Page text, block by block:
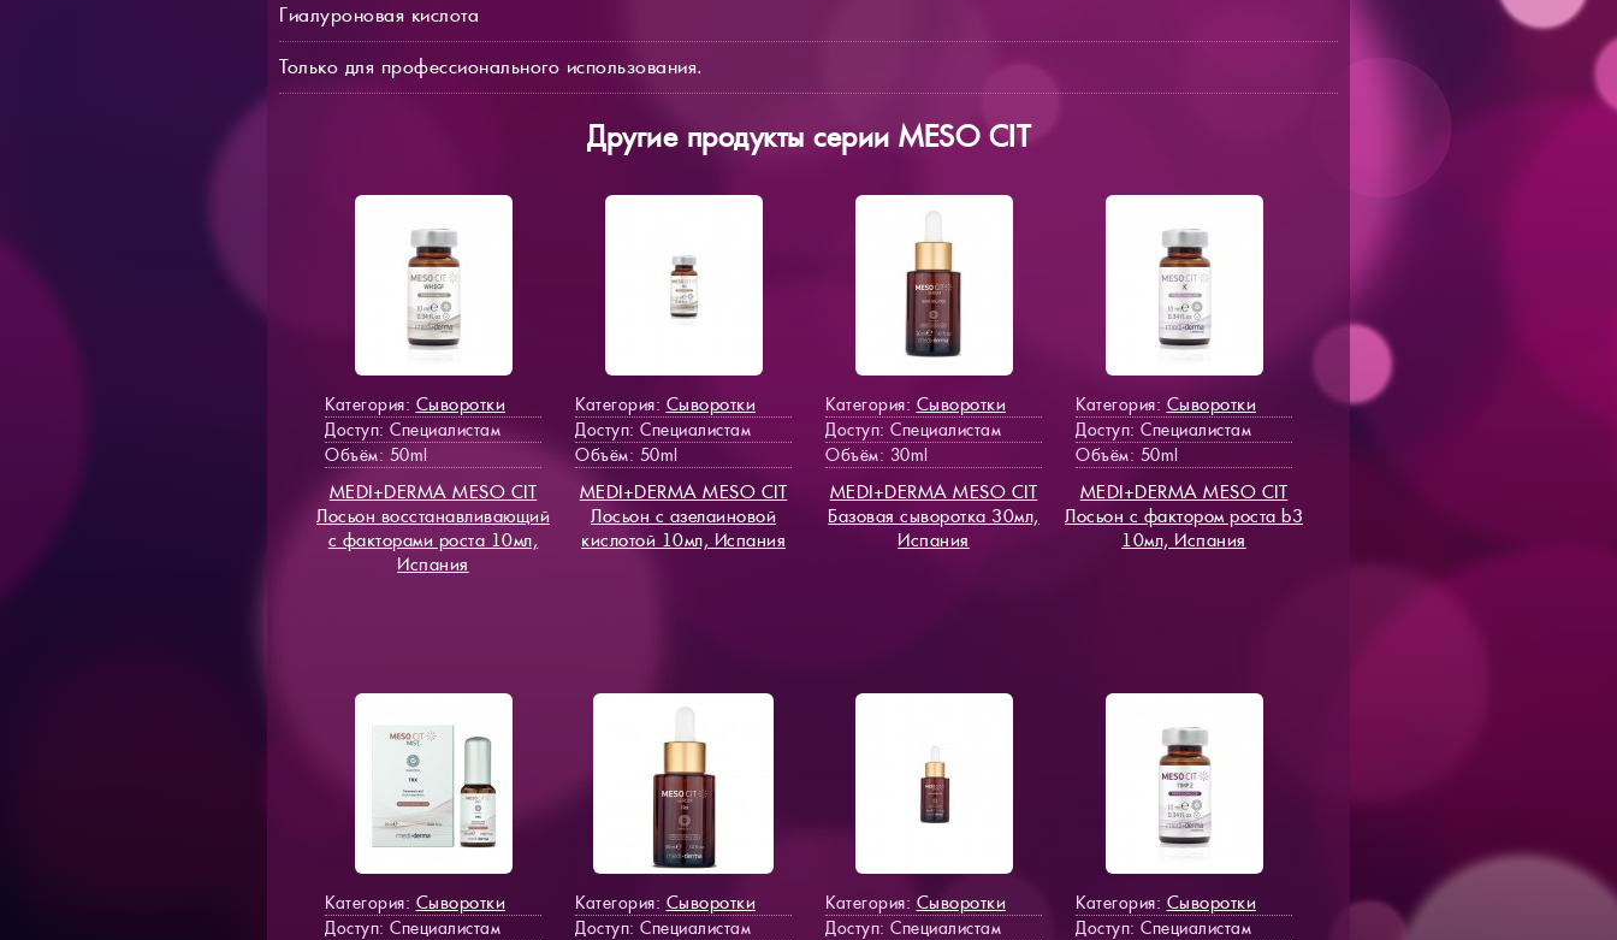
Гиалуроновая кислота
Только для профессионального использования.
Другие продукты серии MESO СIT
Категория: Сыворотки
Доступ: Специалистам
Объём: 50ml
MEDI+DERMA MESO СIT
Лосьон восстанавливающий
с факторами роста 10мл,
Испания
Категория: Сыворотки
Доступ: Специалистам
Объём: 50ml
MEDI+DERMA MESO СIT
Лосьон с азелаиновой
кислотой 10мл, Испания
Категория: Сыворотки
Доступ: Специалистам
Объём: 30ml
MEDI+DERMA MESO СIT
Базовая сыворотка 30мл,
Испания
Категория: Сыворотки
Доступ: Специалистам
Объём: 50ml
MEDI+DERMA MESO СIT
Лосьон с фактором роста b3
10мл, Испания
Категория: Сыворотки
Доступ: Специалистам
Категория: Сыворотки
Доступ: Специалистам
Категория: Сыворотки
Доступ: Специалистам
Категория: Сыворотки
Доступ: Специалистам